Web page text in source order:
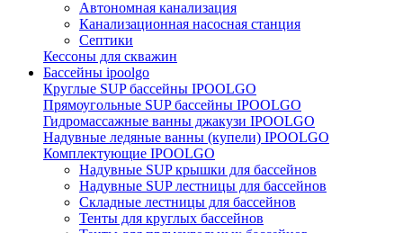
Автономная канализация
Канализационная насосная станция
Септики
Кессоны для скважин
Бассейны ipoolgo
Круглые SUP бассейны IPOOLGO
Прямоугольные SUP бассейны IPOOLGO
Гидромассажные ванны джакузи IPOOLGO
Надувные ледяные ванны (купели) IPOOLGO
Комплектующие IPOOLGO
Надувные SUP крышки для бассейнов
Надувные SUP лестницы для бассейнов
Складные лестницы для бассейнов
Тенты для круглых бассейнов